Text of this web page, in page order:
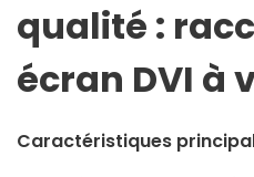
qualité :
écran DVI à
Caractéristiques